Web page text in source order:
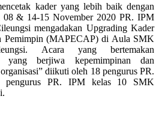
kader yang lebih baik dengan
08 & 14-15 November 2020 PR. IPM
mengadakan Upgrading Kader
Pemimpin (MAPECAP) di Aula SMK
Acara yang bertemakan
yang berjiwa kepemimpinan dan
diikuti oleh 18 pengurus PR.
PR. IPM kelas 10 SMK